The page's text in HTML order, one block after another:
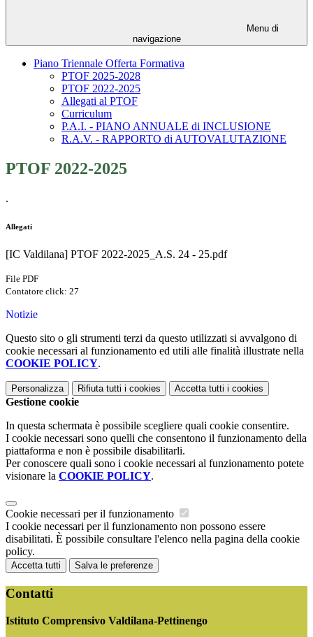
Menu di
navigazione
Piano Triennale Offerta Formativa
PTOF 2025-2028
PTOF 2022-2025
Allegati al PTOF
Curriculum
P.A.I. - PIANO ANNUALE di INCLUSIONE
R.A.V. - RAPPORTO di AUTOVALUTAZIONE
PTOF 2022-2025
.
Allegati
[IC Valdilana] PTOF 2022-2025_A.S. 24 - 25.pdf
File PDF
Contatore click: 27
Notizie
Questo sito o gli strumenti terzi da questo utilizzati si avvalgono di
cookie necessari al funzionamento ed utili alle finalità illustrate nella
COOKIE POLICY.
Personalizza Rifiuta tutti i cookies Accetta tutti i cookies
Gestione cookie
In questa schermata è possibile scegliere quali cookie consentire.
I cookie necessari sono quelli che consentono il funzionamento della
piattaforma e non è possibile disabilitarli.
Per conoscere quali sono i cookie necessari al funzionamento potete
visionare la COOKIE POLICY.
Cookie necessari per il funzionamento
I cookie necessari per il funzionamento non possono essere
disabilitati. È possibile consultare l'elenco nella pagina della cookie
policy.
Accetta tutti Salva le preferenze
Contatti
Istituto Comprensivo Valdilana-Pettinengo